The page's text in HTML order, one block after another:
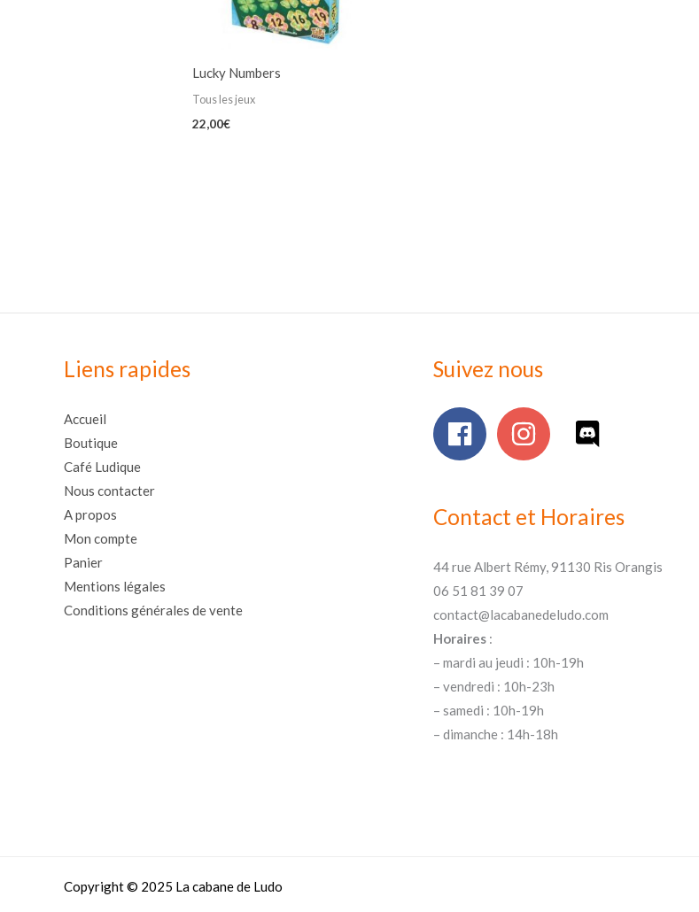
Lucky Numbers
Tous les jeux
22,00€
Liens rapides
Accueil
Boutique
Café Ludique
Nous contacter
A propos
Mon compte
Panier
Mentions légales
Conditions générales de vente
Suivez nous
Contact et Horaires
44 rue Albert Rémy, 91130 Ris Orangis
06 51 81 39 07
contact@lacabanedeludo.com
Horaires:
– mardi au jeudi : 10h-19h
– vendredi : 10h-23h
– samedi : 10h-19h
– dimanche : 14h-18h
Copyright © 2025 La cabane de Ludo